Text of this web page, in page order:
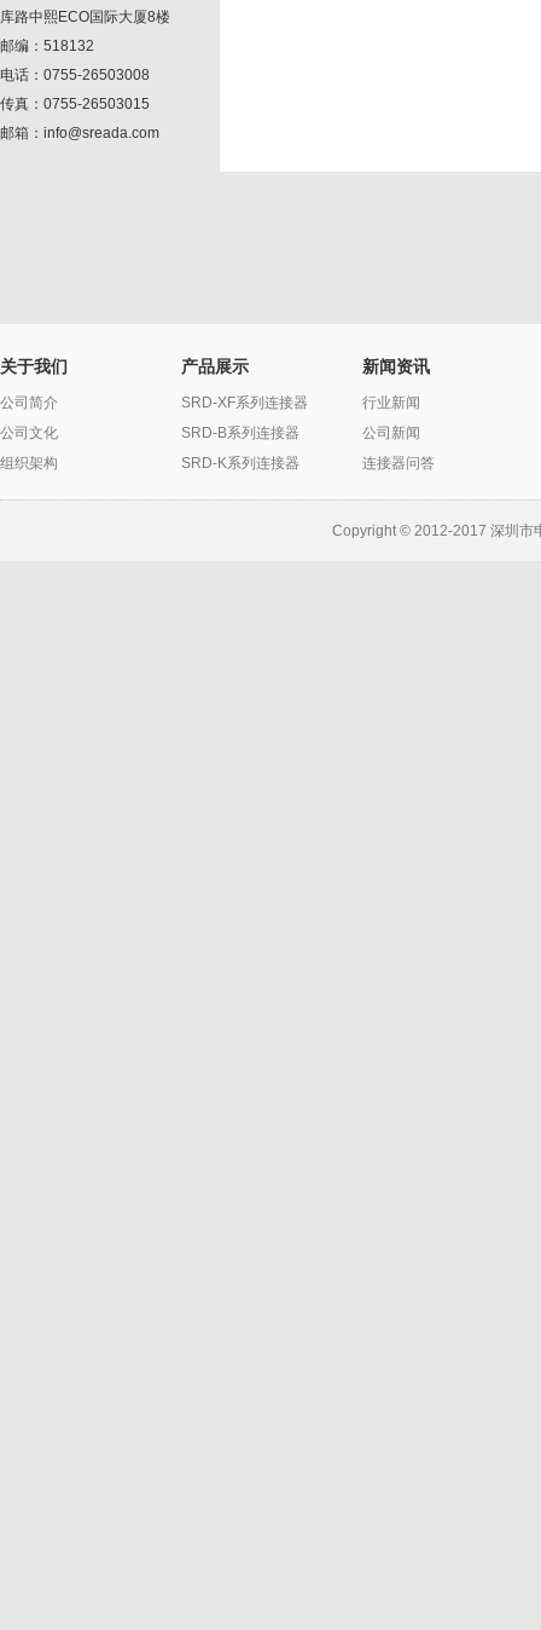
库路中熙ECO国际大厦8楼
邮编：518132
电话：0755-26503008
传真：0755-26503015
邮箱：info@sreada.com
关于我们
公司简介
公司文化
组织架构
产品展示
SRD-XF系列连接器
SRD-B系列连接器
SRD-K系列连接器
新闻资讯
行业新闻
公司新闻
连接器问答
Copyright © 2012-2017 深圳市